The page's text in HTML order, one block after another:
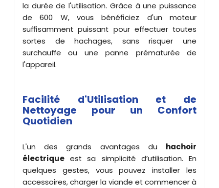
la durée de l'utilisation. Grâce à une puissance
de 600 W, vous bénéficiez d'un moteur
suffisamment puissant pour effectuer toutes
sortes de hachages, sans risquer une
surchauffe ou une panne prématurée de
l'appareil.
Facilité d'Utilisation et de
Nettoyage pour un Confort
Quotidien
L'un des grands avantages du hachoir
électrique est sa simplicité d’utilisation. En
quelques gestes, vous pouvez installer les
accessoires, charger la viande et commencer à